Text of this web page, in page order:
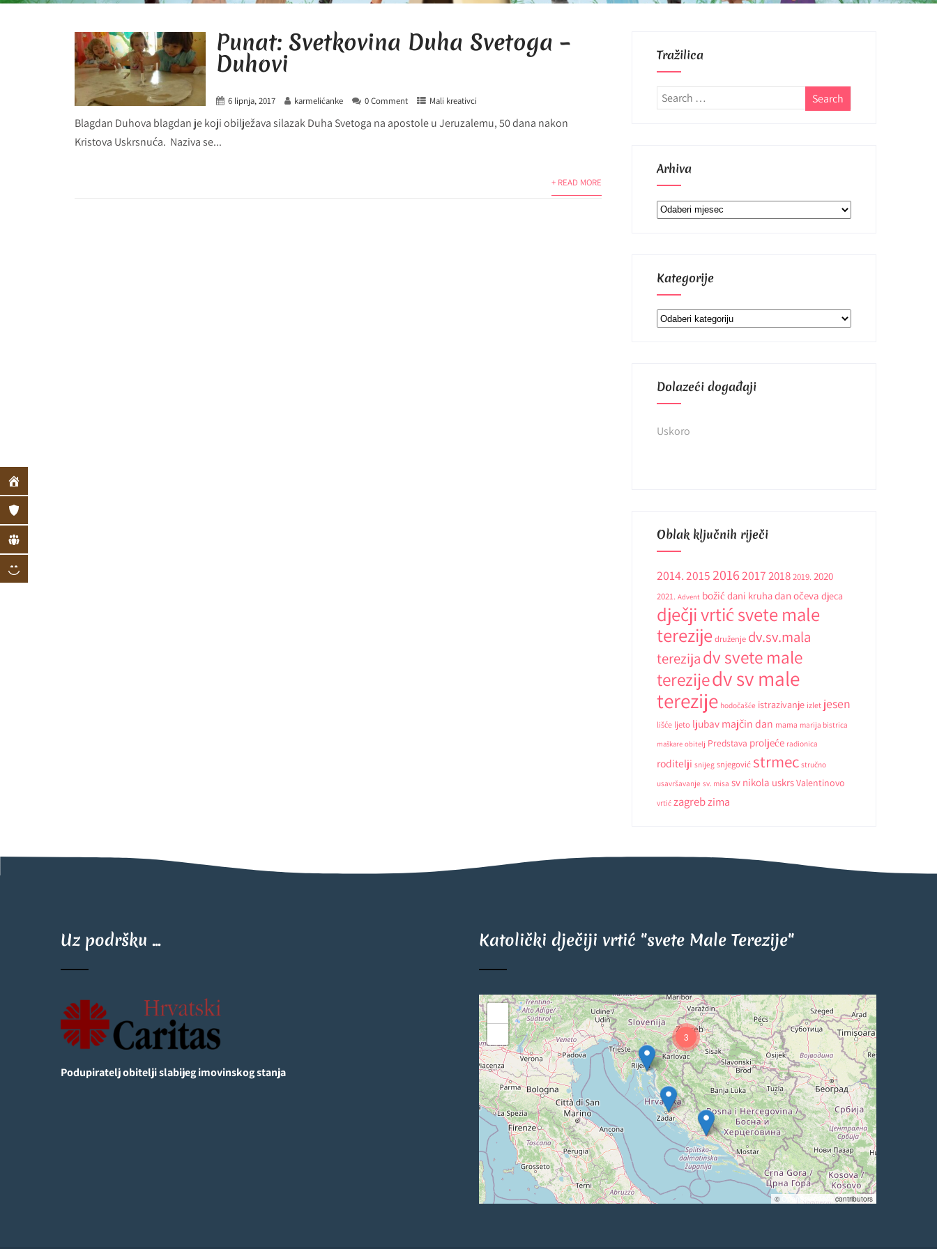
Punat: Svetkovina Duha Svetoga –
Duhovi
6 lipnja, 2017 karmelićanke 0 Comment Mali kreativci
Blagdan Duhova blagdan je koji obilježava silazak Duha Svetoga na apostole u Jeruzalemu, 50 dana nakon
Kristova Uskrsnuća. Naziva se...
+ READ MORE
Tražilica
Arhiva
Arhiva
Kategorije
Kategorije
Dolazeći događaji
Uskoro
Oblak ključnih riječi
2014.20152016201720182019.2020
2021. Advent božić dani kruhadan očeva djeca
dječji vrtić svete male
terezijedruženje dv.sv.mala
terezijadv svete male
terezijedv sv male
terezije hodočašće istrazivanje izlet jesen
lišće ljeto ljubav majčin dan mama marija bistrica
maškare obitelj Predstava proljeće radionica
roditelji snijeg snjegović strmec stručno
usavršavanje sv. misa sv nikola uskrsValentinovo
vrtić zagrebzima
Uz podršku ...
Podupiratelj obitelji slabijeg imovinskog stanja
Katolički dječiji vrtić "svete Male Terezije"
3
© OpenStreetMap contributors